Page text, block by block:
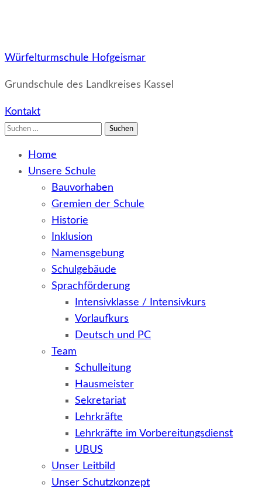
Würfelturmschule Hofgeismar
Grundschule des Landkreises Kassel
Kontakt
Suchen
Home
Unsere Schule
Bauvorhaben
Gremien der Schule
Historie
Inklusion
Namensgebung
Schulgebäude
Sprachförderung
Intensivklasse / Intensivkurs
Vorlaufkurs
Deutsch und PC
Team
Schulleitung
Hausmeister
Sekretariat
Lehrkräfte
Lehrkräfte im Vorbereitungsdienst
UBUS
Unser Leitbild
Unser Schutzkonzept